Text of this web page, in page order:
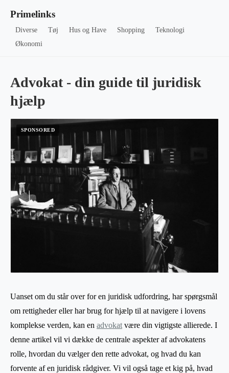
Primelinks
Diverse Tøj Hus og Have Shopping
Teknologi
Økonomi
Advokat - din guide til juridisk
hjælp
Uanset om du står over for en juridisk udfordring, har spørgsmål
om rettigheder eller har brug for hjælp til at navigere i lovens
komplekse verden, kan en advokat være din vigtigste allierede. I
denne artikel vil vi dække de centrale aspekter af advokatens
rolle, hvordan du vælger den rette advokat, og hvad du kan
forvente af en juridisk rådgiver. Vi vil også tage et kig på, hvad